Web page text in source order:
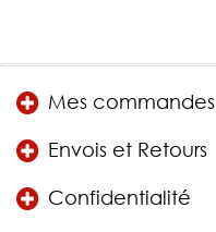
Mes commandes
Envois et Retours
Confidentialité